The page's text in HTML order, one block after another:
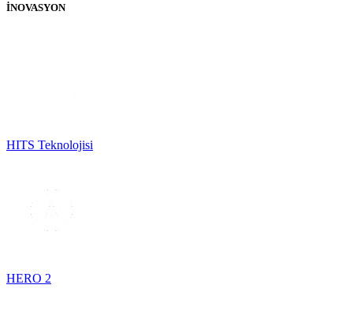
İNOVASYON
HITS Teknolojisi
HERO 2